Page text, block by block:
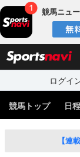
競馬ニュ
ログイ
競馬トップ 日
【連